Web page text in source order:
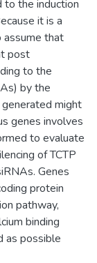
to the induction
it is a
assume that
post
to the
by the
might
genes involves
to evaluate
of TCTP
Genes
protein
pathway,
binding
as possible